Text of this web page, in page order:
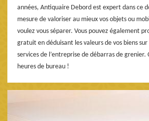
années, Antiquaire Debord est expert dans ce
mesure de valoriser au mieux vos objets ou
voulez vous séparer. Vous pouvez également
gratuit en déduisant les valeurs de vos biens sur
services de l’entreprise de débarras de grenier.
heures de bureau !